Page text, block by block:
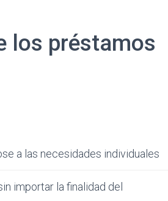
los préstamos
a las necesidades individuales
importar la finalidad del